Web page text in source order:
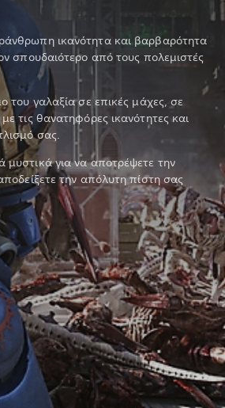
ικανότητα και βαρβαρότητα
σπουδαιότερο από τους πολεμιστές
του γαλαξία σε επικές μάχες, σε
τις θανατηφόρες ικανότητες και
σας.
μυστικά για να αποτρέψετε την
την απόλυτη πίστη σας